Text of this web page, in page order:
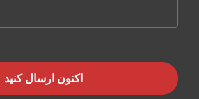
اکنون ارسال کنید